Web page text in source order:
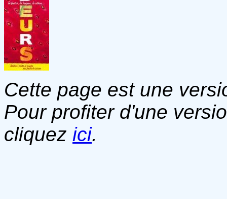
Cette page est une
Pour profiter d'une
cliquez ici.